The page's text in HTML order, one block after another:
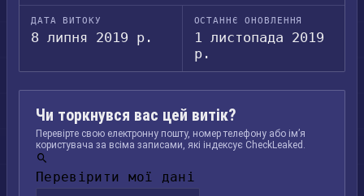
ДАТА ВИТОКУ
8 липня 2019 р.
ОСТАННЄ ОНОВЛЕННЯ
1 листопада 2019
р.
Чи торкнувся вас цей витік?
Перевірте свою електронну пошту, номер телефону або ім’я
користувача за всіма записами, які індексує CheckLeaked.
Перевірити мої дані